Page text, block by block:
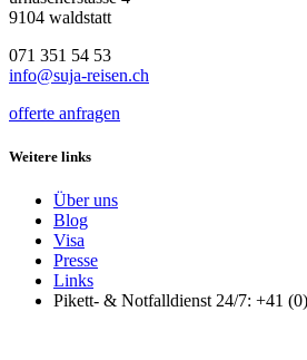
9104 waldstatt
071 351 54 53
info@suja-reisen.ch
offerte anfragen
Weitere links
Über uns
Blog
Visa
Presse
Links
Pikett- & Notfalldienst 24/7: +41